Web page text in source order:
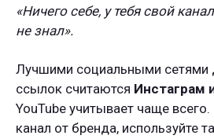
«Ничего себе, у тебя свой
не знал».
Лучшими социальными сетями
ссылок считаются Инстаграм
YouTube учитывает чаще
канал от бренда, используйте